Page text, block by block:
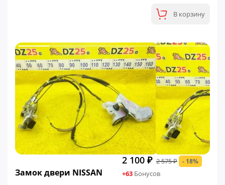
В корзину
Замок двери NISSAN
2 100 ₽ 2 575 ₽ - 18%
+63 Бонусов